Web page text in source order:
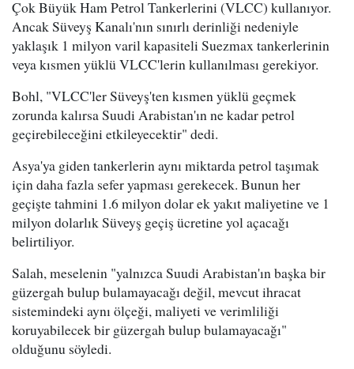
Çok Büyük Ham Petrol Tankerlerini (VLCC) kullanıyor.
Ancak Süveyş Kanalı'nın sınırlı derinliği nedeniyle
yaklaşık 1 milyon varil kapasiteli Suezmax tankerlerinin
veya kısmen yüklü VLCC'lerin kullanılması gerekiyor.
Bohl, "VLCC'ler Süveyş'ten kısmen yüklü geçmek
zorunda kalırsa Suudi Arabistan'ın ne kadar petrol
geçirebileceğini etkileyecektir" dedi.
Asya'ya giden tankerlerin aynı miktarda petrol taşımak
için daha fazla sefer yapması gerekecek. Bunun her
geçişte tahmini 1.6 milyon dolar ek yakıt maliyetine ve 1
milyon dolarlık Süveyş geçiş ücretine yol açacağı
belirtiliyor.
Salah, meselenin "yalnızca Suudi Arabistan'ın başka bir
güzergah bulup bulamayacağı değil, mevcut ihracat
sistemindeki aynı ölçeği, maliyeti ve verimliliği
koruyabilecek bir güzergah bulup bulamayacağı"
olduğunu söyledi.